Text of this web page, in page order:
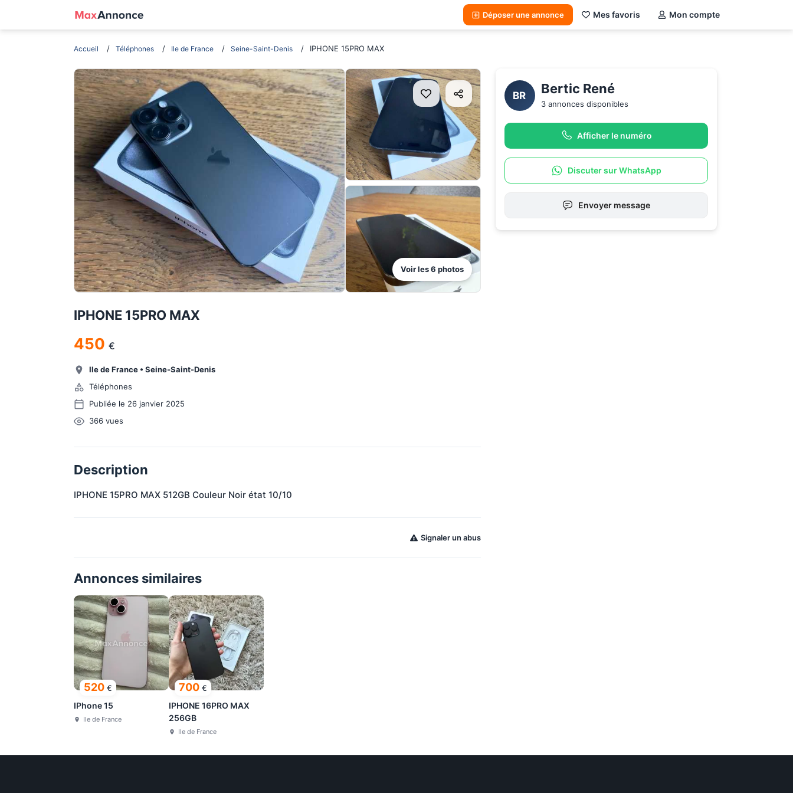
Déposer une annonce Mes favoris Mon compte
Accueil Téléphones Ile de France Seine-Saint-Denis IPHONE 15PRO MAX
Voir les6 photos
IPHONE 15PRO MAX
450 €
Ile de France• Seine-Saint-Denis
Téléphones
Publiée le 26 janvier 2025
366vues
Description
IPHONE 15PRO MAX 512GB Couleur Noir état 10/10
Signaler un abus
Annonces similaires
520 €
IPhone 15
Ile de France
700 €
IPHONE 16PRO MAX
256GB
Ile de France
BR Bertic René
3 annonces disponibles
Afficher le numéro
Discuter sur WhatsApp
Envoyer message